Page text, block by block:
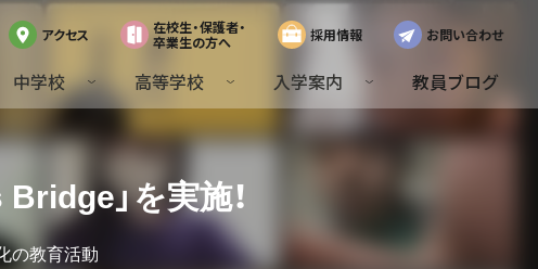
アクセス
在校生・保護者・
卒業生の方へ
採用情報 お問い合わせ
中学校 高等学校 入学案内 教員ブログ
」を実施！
の教育活動